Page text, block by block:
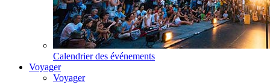
Calendrier des événements
Voyager
Voyager